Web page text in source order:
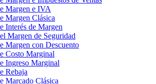
Margen e IVA
Margen Clásica
Interés de Margen
Margen de Seguridad
Margen con Descuento
Costo Marginal
Ingreso Marginal
Rebaja
Marcado Clásica